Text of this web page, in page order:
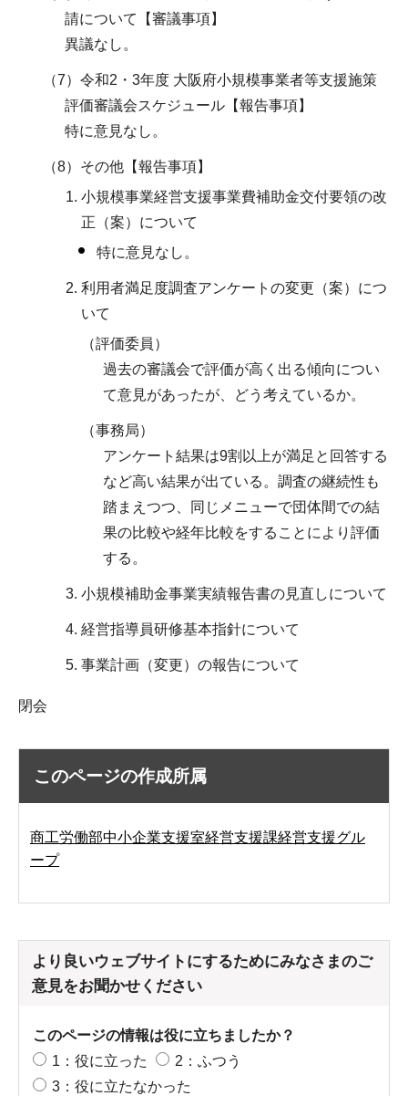
請について【審議事項】
異議なし。
（7）令和2・3年度 大阪府小規模事業者等支援施策
評価審議会スケジュール【報告事項】
特に意見なし。
（8）その他【報告事項】
小規模事業経営支援事業費補助金交付要領の改
正（案）について
特に意見なし。
利用者満足度調査アンケートの変更（案）につ
いて
（評価委員）
過去の審議会で評価が高く出る傾向につい
て意見があったが、どう考えているか。
（事務局）
アンケート結果は9割以上が満足と回答する
など高い結果が出ている。調査の継続性も
踏まえつつ、同じメニューで団体間での結
果の比較や経年比較をすることにより評価
する。
小規模補助金事業実績報告書の見直しについて
経営指導員研修基本指針について
事業計画（変更）の報告について
閉会
このページの作成所属
商工労働部中小企業支援室経営支援課経営支援グル
ープ
より良いウェブサイトにするためにみなさまのご
意見をお聞かせください
このページの情報は役に立ちましたか？
1：役に立った
2：ふつう
3：役に立たなかった